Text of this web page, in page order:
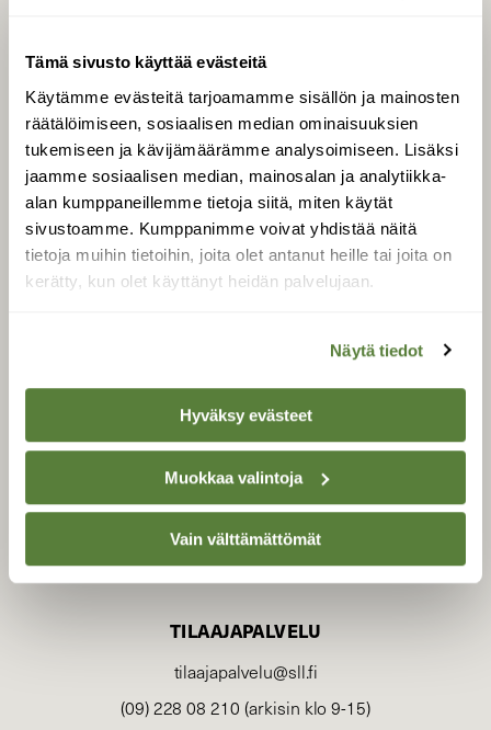
Tämä sivusto käyttää evästeitä
Käytämme evästeitä tarjoamamme sisällön ja mainosten
räätälöimiseen, sosiaalisen median ominaisuuksien
tukemiseen ja kävijämäärämme analysoimiseen. Lisäksi
jaamme sosiaalisen median, mainosalan ja analytiikka-
alan kumppaneillemme tietoja siitä, miten käytät
sivustoamme. Kumppanimme voivat yhdistää näitä
tietoja muihin tietoihin, joita olet antanut heille tai joita on
kerätty, kun olet käyttänyt heidän palvelujaan.
Näytä tiedot
Hyväksy evästeet
Muokkaa valintoja
Vain välttämättömät
Tilaa digilukuoikeus
Äänestä parasta juttua
Tilaa uutiskirje
SUOMEN LUONNON­
SUOJELU­LIITTO
Suomen Luonto -lehden
luonnonsuojelu­liitto.
TILAAJAPALVELU
tilaajapalvelu@sll.fi
(09) 228 08 210 (arkisin klo 9-15)